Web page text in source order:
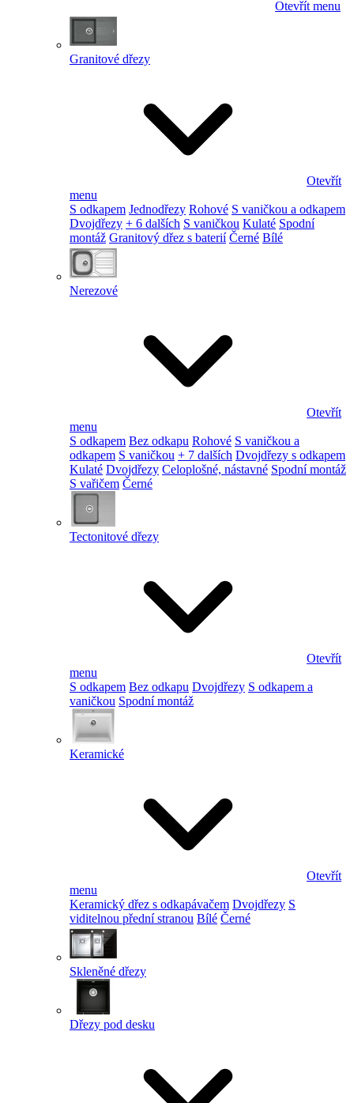
Otevřít menu
Granitové dřezy
Otevřít
menu
S odkapem Jednodřezy Rohové S vaničkou a odkapem
Dvojdřezy + 6 dalších S vaničkou Kulaté Spodní
montáž Granitový dřez s baterií Černé Bílé
Nerezové
Otevřít
menu
S odkapem Bez odkapu Rohové S vaničkou a
odkapem S vaničkou + 7 dalších Dvojdřezy s odkapem
Kulaté Dvojdřezy Celoplošné, nástavné Spodní montáž
S vařičem Černé
Tectonitové dřezy
Otevřít
menu
S odkapem Bez odkapu Dvojdřezy S odkapem a
vaničkou Spodní montáž
Keramické
Otevřít
menu
Keramický dřez s odkapávačem Dvojdřezy S
viditelnou přední stranou Bílé Černé
Skleněné dřezy
Dřezy pod desku